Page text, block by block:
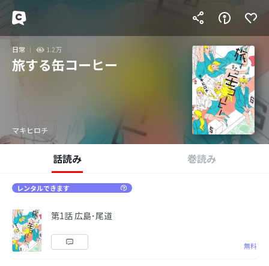
日常 1.2万
旅する缶コーヒー
マキヒロチ
話読み 巻読み
レンタルできます
第1話 広島･尾道
無料